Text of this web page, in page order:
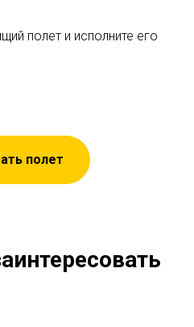
полет и исполните его
полет